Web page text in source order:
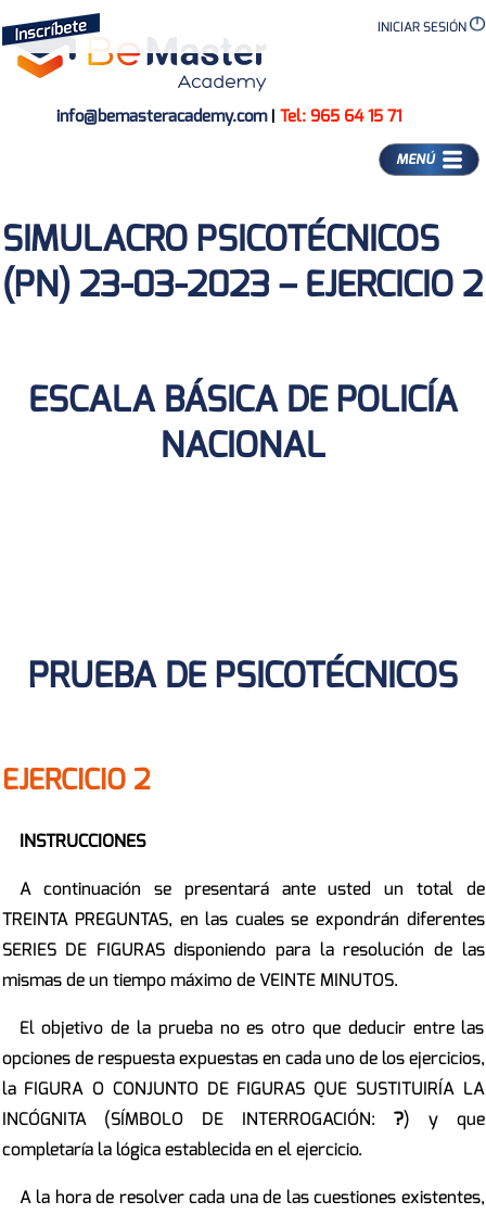
INICIAR SESIÓN
info@bemasteracademy.com| Tel: 965 64 15 71
MENÚ
SIMULACRO PSICOTÉCNICOS
(PN) 23-03-2023 – EJERCICIO 2
ESCALA BÁSICA DE POLICÍA
NACIONAL
PRUEBA DE PSICOTÉCNICOS
EJERCICIO 2
INSTRUCCIONES
A continuación se presentará ante usted un total de
TREINTA PREGUNTAS, en las cuales se expon­drán diferentes
SERIES DE FIGURAS disponiendo para la resolución de las
mismas de un tiempo máximo de VEINTE MINUTOS.
El objetivo de la prueba no es otro que deducir entre las
opciones de respuesta expuestas en cada uno de los ejercicios,
la FIGURA O CONJUNTO DE FIGURAS QUE SUSTITUIRÍA LA
INCÓGNITA (SÍMBOLO DE INTERROGACIÓN: ?) y que
completaría la lógica establecida en el ejercicio.
A la hora de resolver cada una de las cuestiones existentes,